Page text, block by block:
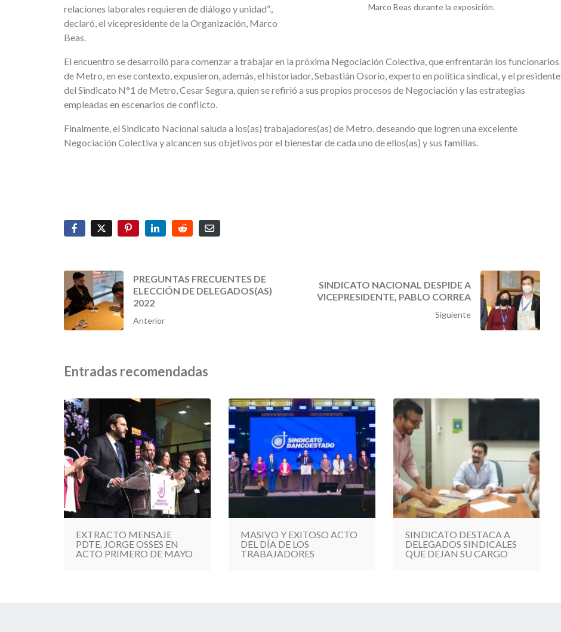
Marco Beas durante la exposición.
relaciones laborales requieren de diálogo y unidad”.,
declaró, el vicepresidente de la Organización, Marco
Beas.
El encuentro se desarrolló para comenzar a trabajar en la próxima Negociación Colectiva, que enfrentarán los funcionarios
de Metro, en ese contexto, expusieron, además, el historiador, Sebastián Osorio, experto en política sindical, y el presidente
del Sindicato N°1 de Metro, Cesar Segura, quien se refirió a sus propios procesos de Negociación y las estrategias
empleadas en escenarios de conflicto.
Finalmente, el Sindicato Nacional saluda a los(as) trabajadores(as) de Metro, deseando que logren una excelente
Negociación Colectiva y alcancen sus objetivos por el bienestar de cada uno de ellos(as) y sus familias.
PREGUNTAS FRECUENTES DE
ELECCIÓN DE DELEGADOS(AS)
2022
Anterior
SINDICATO NACIONAL DESPIDE A
VICEPRESIDENTE, PABLO CORREA
Siguiente
Entradas recomendadas
EXTRACTO MENSAJE
PDTE. JORGE OSSES EN
ACTO PRIMERO DE MAYO
MASIVO Y EXITOSO ACTO
DEL DÍA DE LOS
TRABAJADORES
SINDICATO DESTACA A
DELEGADOS SINDICALES
QUE DEJAN SU CARGO